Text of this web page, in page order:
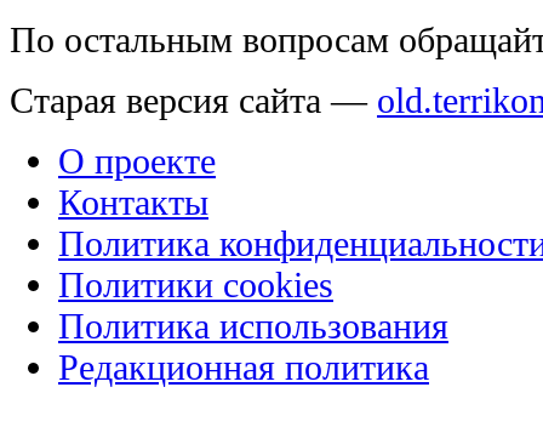
По остальным вопросам
Старая версия сайта —
О проекте
Контакты
Политика
Политики cookies
Политика использования
Редакционная политика